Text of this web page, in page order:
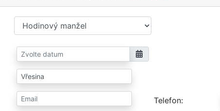
Telefon